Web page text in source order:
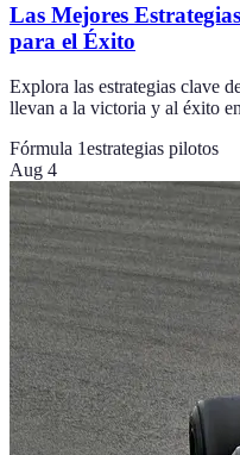
Las Mejores
para el Éxito
Explora las estrategias clave
llevan a la victoria y al éxito
Fórmula 1estrategias pilotos
Aug 4